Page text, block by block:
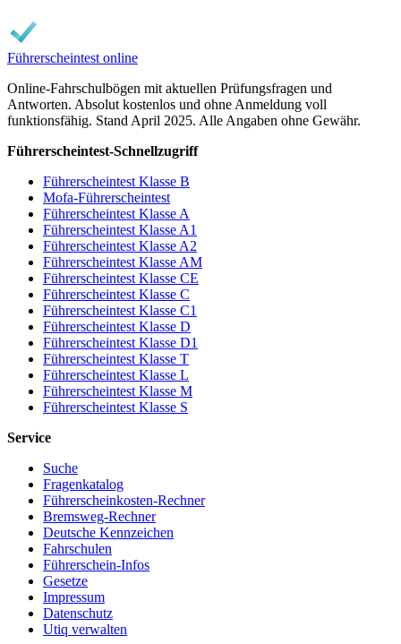
Führerscheintest online
Online-Fahrschulbögen mit aktuellen Prüfungsfragen und
Antworten. Absolut kostenlos und ohne Anmeldung voll
funktionsfähig. Stand April 2025. Alle Angaben ohne Gewähr.
Führerscheintest-Schnellzugriff
Führerscheintest Klasse B
Mofa-Führerscheintest
Führerscheintest Klasse A
Führerscheintest Klasse A1
Führerscheintest Klasse A2
Führerscheintest Klasse AM
Führerscheintest Klasse CE
Führerscheintest Klasse C
Führerscheintest Klasse C1
Führerscheintest Klasse D
Führerscheintest Klasse D1
Führerscheintest Klasse T
Führerscheintest Klasse L
Führerscheintest Klasse M
Führerscheintest Klasse S
Service
Suche
Fragenkatalog
Führerscheinkosten-Rechner
Bremsweg-Rechner
Deutsche Kennzeichen
Fahrschulen
Führerschein-Infos
Gesetze
Impressum
Datenschutz
Utiq verwalten